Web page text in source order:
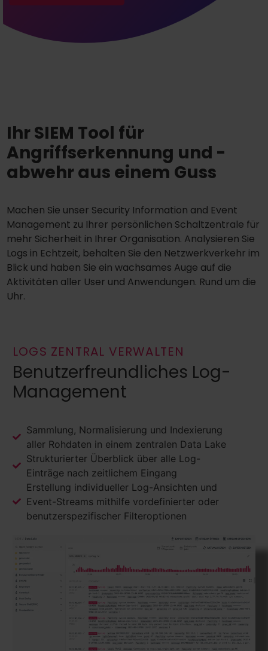
Ihr SIEM Tool für
Angriffserkennung und -
abwehr aus einem Guss
Machen Sie unser Security Information and Event
Management zu Ihrer persönlichen Schaltzentrale für
mehr Sicherheit in Ihrer Organisation. Analysieren Sie
Logs in Echtzeit, behalten Sie den Netzwerkverkehr im
Blick und haben Sie ein wachsames Auge auf die
Aktivitäten aller User und Anwendungen. Rund um die
Uhr.
LOGS ZENTRAL VERWALTEN
Benutzerfreundliches Log-
Management
Sammlung, Normalisierung und Indexierung
aller Rohdaten in einem zentralen Data Lake
Strukturierter Überblick über alle Log-
Einträge nach zeitlichem Eingang
Erstellung individueller Log-Ansichten und
Event-Streams mithilfe vordefinierter oder
benutzerspezifischer Filteroptionen